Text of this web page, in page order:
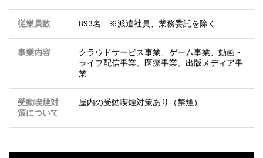
従業員数 893名 ※派遣社員、業務委託を除く
事業内容
クラウドサービス事業、ゲーム事業、動画・
ライブ配信事業、医療事業、出版メディア事
業
受動喫煙対
策について
屋内の受動喫煙対策あり（禁煙）